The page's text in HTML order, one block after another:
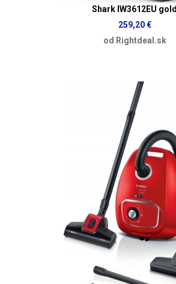
Shark IW3612EU gold
259,20 €
od Rightdeal.sk